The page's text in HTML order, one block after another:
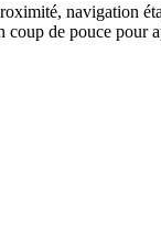
navigation
de pouce